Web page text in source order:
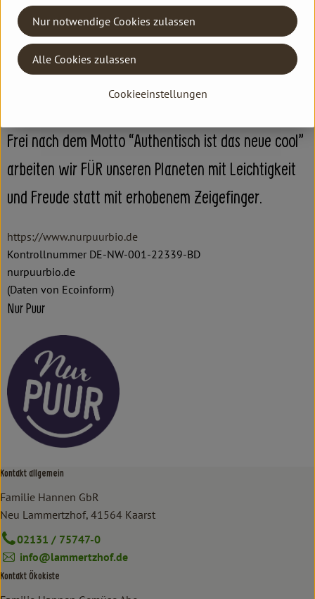
Wir verbinden die langjährige Überzeugung, dass Bio
die einzige echte Alternative für uns und unseren
Planeten ist, mit den Ansprüchen der heutigen Zeit
an Gesundheit und Lifestyle.
Frei nach dem Motto “Authentisch ist das neue cool”
arbeiten wir FÜR unseren Planeten mit Leichtigkeit
und Freude statt mit erhobenem Zeigefinger.
https://www.nurpuurbio.de
Kontrollnummer DE-NW-001-22339-BD
nurpuurbio.de
(Daten von Ecoinform)
Nur Puur
Kontakt allgemein
Familie Hannen GbR
Neu Lammertzhof, 41564 Kaarst
02131 / 75747-0
info@lammertzhof.de
Kontakt Ökokiste
Cookieeinstellungen
Nur notwendige Cookies zulassen
Alle Cookies zulassen